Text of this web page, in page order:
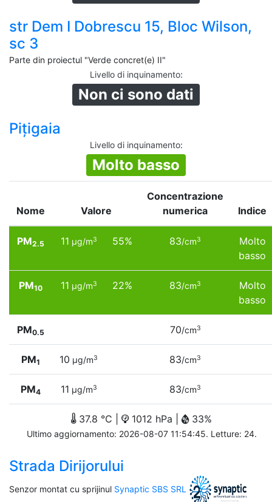
str Dem I Dobrescu 15, Bloc Wilson,
sc 3
Parte din proiectul "Verde concret(e) II"
Livello di inquinamento:
Non ci sono dati
Pițigaia
Livello di inquinamento:
Molto basso
Nome Valore
Concentrazione
numerica
Indice
PM2.5 11 µg/m3 55% 83/cm3
Molto
basso
PM10 11 µg/m3 22% 83/cm3
Molto
basso
PM0.5 70/cm3
PM1 10 µg/m3 83/cm3
PM4 11 µg/m3 83/cm3
37.8 °C | 1012 hPa | 33%
Ultimo aggiornamento: 2026-08-07 11:54:45. Letture: 24.
Strada Dirijorului
Senzor montat cu sprijinul Synaptic SBS SRL